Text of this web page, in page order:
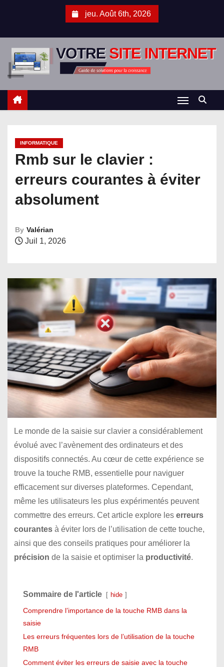
c
jeu. Août 6th, 2026
INFORMATIQUE
Rmb sur le clavier :
erreurs courantes à éviter
absolument
By Valérian
Juil 1, 2026
Le monde de la saisie sur clavier a considérablement
évolué avec l’avènement des ordinateurs et des
dispositifs connectés. Au cœur de cette expérience se
trouve la touche RMB, essentielle pour naviguer
efficacement sur diverses plateformes. Cependant,
même les utilisateurs les plus expérimentés peuvent
commettre des erreurs. Cet article explore les erreurs
courantesà éviter lors de l’utilisation de cette touche,
ainsi que des conseils pratiques pour améliorer la
précision de la saisie et optimiser la productivité.
Sommaire de l'article hide
Comprendre l’importance de la touche RMB dans la
saisie
Les erreurs fréquentes lors de l’utilisation de la touche
RMB
Comment éviter les erreurs de saisie avec la touche